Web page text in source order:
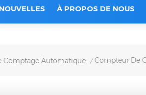
NOUVELLES À PROPOS DE NOUS
Comptage Automatique / Compteur De